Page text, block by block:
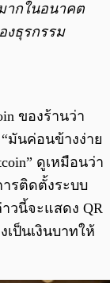
ากในอนาคต
งธุรกรรม
ของร้านว่า
มันค่อนข้างง่าย
ดูเหมือนว่า
รติดตั้งระบบ
วนี้จะแสดง QR
ป็นเงินบาทให้